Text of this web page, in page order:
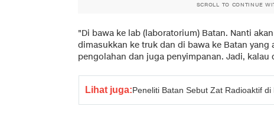
SCROLL TO CONTINUE
"Di bawa ke lab (laboratorium) Batan. Nanti
dimasukkan ke truk dan di bawa ke Batan
pengolahan dan juga penyimpanan. Jadi, kalau
Lihat juga:Peneliti Batan Sebut Zat Radioaktif di